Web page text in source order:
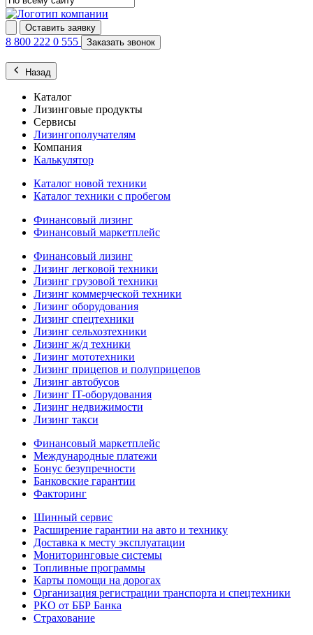
Оставить заявку
8 800 222 0 555 Заказать звонок
Назад
Каталог
Лизинговые продукты
Сервисы
Лизингополучателям
Компания
Калькулятор
Каталог новой техники
Каталог техники с пробегом
Финансовый лизинг
Финансовый маркетплейс
Финансовый лизинг
Лизинг легковой техники
Лизинг грузовой техники
Лизинг коммерческой техники
Лизинг оборудования
Лизинг спецтехники
Лизинг сельхозтехники
Лизинг ж/д техники
Лизинг мототехники
Лизинг прицепов и полуприцепов
Лизинг автобусов
Лизинг IT-оборудования
Лизинг недвижимости
Лизинг такси
Финансовый маркетплейс
Международные платежи
Бонус безупречности
Банковские гарантии
Факторинг
Шинный сервис
Расширение гарантии на авто и технику
Доставка к месту эксплуатации
Мониторинговые системы
Топливные программы
Карты помощи на дорогах
Организация регистрации транспорта и спецтехники
РКО от ББР Банка
Страхование